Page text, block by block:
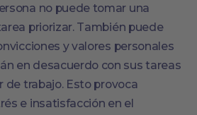
no puede tomar una
priorizar. También puede
y valores personales
en desacuerdo con sus tareas
de trabajo. Esto provoca
e insatisfacción en el